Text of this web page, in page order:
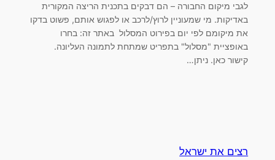
לגבי מיקום החבורה – הם דבקים בתכנית הריצה המקורית
באדיקות. מי שמעוניין לרוץ/לרכב או לפגוש אותם, פשוט בדקו
את מיקומם לפי יום בפירוט המסלול באתר זה: בחרו
באופציית "מסלול" בתפריט שמתחת לתמונה העליונה.
קישור כאן. ניתן…
רצים את ישראל